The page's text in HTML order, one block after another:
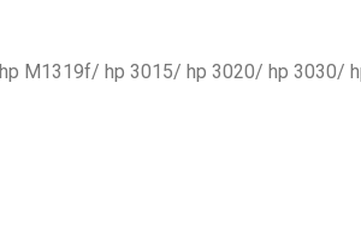
M1319f/ hp 3015/ hp 3020/ hp 3030/